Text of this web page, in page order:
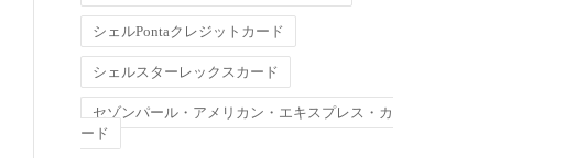
シェルPontaクレジットカード
シェルスターレックスカード
セゾンパール・アメリカン・エキスプレス・カ
ード